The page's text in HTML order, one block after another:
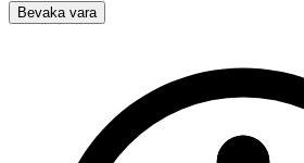
Bevaka vara